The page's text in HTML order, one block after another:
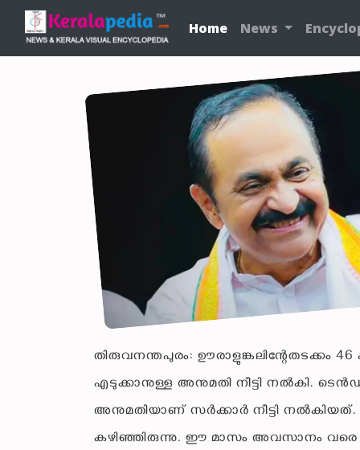
Home News
തിരുവനന്തപുരം: ഊരാളുങ്കലിന്റേതടക്കം
എടുക്കാനുള്ള അനുമതി നീട്ടി നൽകി.
അനുമതിയാണ് സർക്കാർ നീട്ടി നൽകിയത്.
കഴിഞ്ഞിരുന്നു. ഈ മാസം അവസാനം വരെ